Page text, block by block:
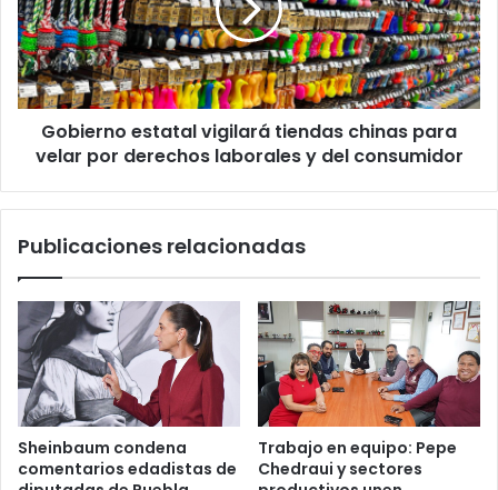
chinas
para
velar
por
derechos
laborales
Gobierno estatal vigilará tiendas chinas para
velar por derechos laborales y del consumidor
Publicaciones relacionadas
Sheinbaum condena
comentarios edadistas de
Trabajo en equipo: Pepe
Chedraui y sectores